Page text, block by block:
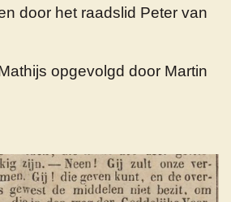
door het raadslid Peter van
opgevolgd door Martin